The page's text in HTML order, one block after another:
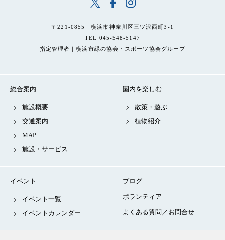
〒221-0855 横浜市神奈川区三ツ沢西町3-1
TEL 045-548-5147
指定管理者｜横浜市緑の協会・スポーツ協会グループ
総合案内
施設概要
交通案内
MAP
施設・サービス
園内を楽しむ
散策・遊ぶ
植物紹介
イベント
イベント一覧
イベントカレンダー
ブログ
ボランティア
よくある質問／お問合せ